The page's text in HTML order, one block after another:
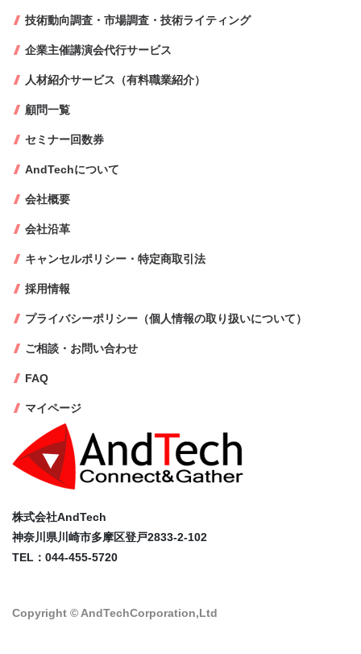
株式会社AndTech
神奈川県川崎市多摩区登戸2833-2-102
TEL：044-455-5720
Copyright © AndTechCorporation,Ltd
技術動向調査・市場調査・技術ライティング
企業主催講演会代行サービス
人材紹介サービス（有料職業紹介）
顧問一覧
セミナー回数券
AndTechについて
会社概要
会社沿革
キャンセルポリシー・特定商取引法
採用情報
プライバシーポリシー（個人情報の取り扱いについて）
ご相談・お問い合わせ
FAQ
マイページ